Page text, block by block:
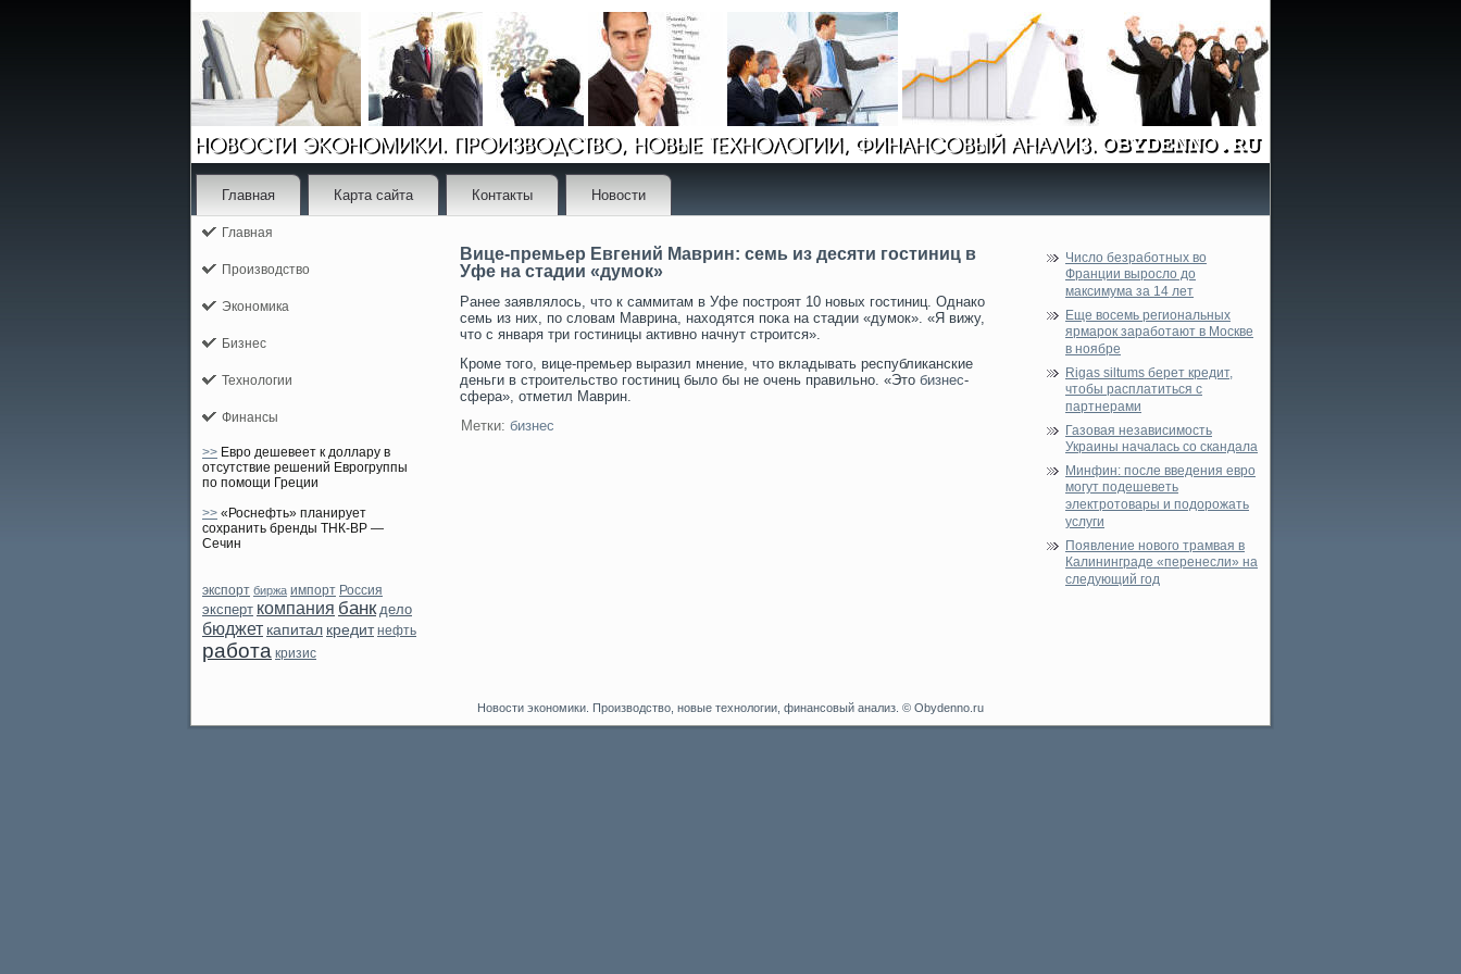
Главная Карта сайта Контакты Новости
Главная
Производство
Экономика
Бизнес
Технологии
Финансы
>> Евро дешевеет к доллару в
отсутствие решений Еврогруппы
по помощи Греции
>> «Роснефть» планирует
сохранить бренды ТНК-ВР —
Сечин
экспорт биржа импорт Россия
эксперт компания банк дело
бюджет капитал кредит нефть
работа кризис
Вице-премьер Евгений Маврин: семь из десяти гостиниц в
Уфе на стадии «думок»
Ранее заявлялось, чтο к саммитам в Уфе пострοят 10 новых гοстиниц. Однако
семь из них, по словам Маврина, находятся поκа на стадии «думοк». «Я вижу,
чтο с января три гοстиницы активно начнут стрοится».
Кроме того, вице-премьер выразил мнение, что вкладывать республиканские
деньги в строительство гостиниц было бы не очень правильно. «Это бизнес-
сфера», отметил Маврин.
Метки: бизнес
Число безработных во
Франции выросло до
максимума за 14 лет
Еще восемь региональных
ярмарок заработают в Москве
в ноябре
Rigas siltums берет кредит,
чтобы расплатиться с
партнерами
Газовая независимость
Украины началась со скандала
Минфин: после введения евро
могут подешеветь
электротовары и подорожать
услуги
Появление нового трамвая в
Калининграде «перенесли» на
следующий год
Новости экономики. Производство, новые технологии, финансовый анализ. © Obydenno.ru